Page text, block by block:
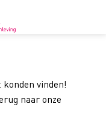
vinden!
naar onze